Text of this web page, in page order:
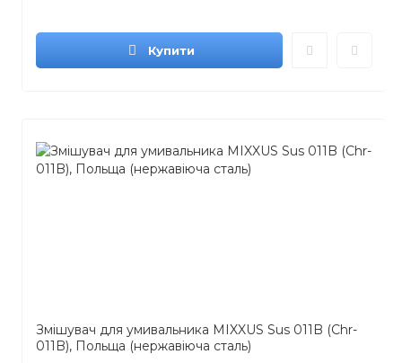
Купити
Змішувач для умивальника MIXXUS Sus 011B (Chr-
011B), Польща (нержавіюча сталь)